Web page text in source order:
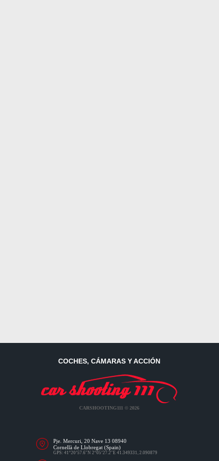
COCHES, CÁMARAS Y ACCIÓN
CARSHOOTING111 © 2026
Pje. Mercuri, 20 Nave 13 08940
Cornellà de Llobregat (Spain)
GPS: 41°20’57.6″N 2°05’27.2″E 41.349331, 2.090879